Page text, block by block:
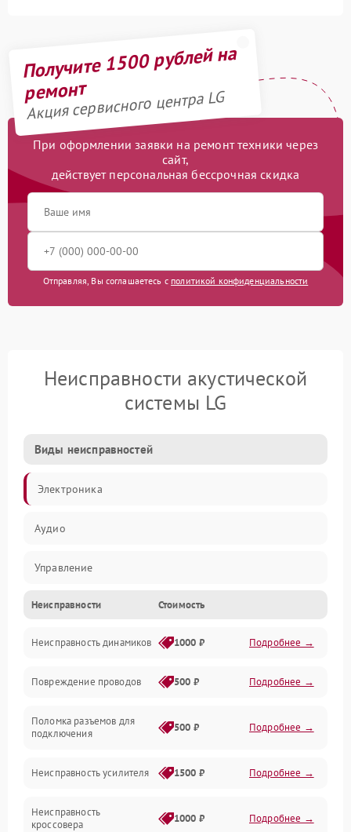
Получите 1500 рублей на
ремонт
Акция сервисного центра LG
При оформлении заявки на ремонт техники через
сайт,
действует персональная бессрочная скидка
Отправляя, Вы соглашаетесь с политикой конфиденциальности
Неисправности акустической
системы LG
Виды неисправностей
Электроника
Аудио
Управление
Электропитание
Связь
Механические повреждения
Неисправности Стоимость
Неисправность динамиков 1000 ₽ Подробнее →
Повреждение проводов 500 ₽ Подробнее →
Поломка разъемов для
подключения
500 ₽ Подробнее →
Неисправность усилителя 1500 ₽ Подробнее →
Неисправность
кроссовера
1000 ₽ Подробнее →